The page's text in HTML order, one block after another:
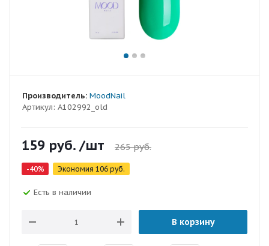
Артикул: A102992_old
Производитель: MoodNail
159 руб. /шт 265руб.
-40% Экономия 106 руб.
Есть в наличии
В корзину